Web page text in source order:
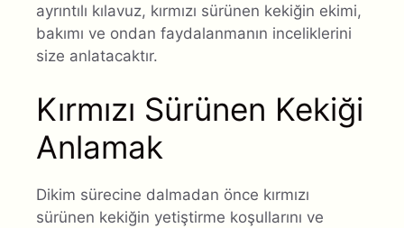
ayrıntılı kılavuz, kırmızı sürünen kekiğin ekimi,
bakımı ve ondan faydalanmanın inceliklerini
size anlatacaktır.
Kırmızı Sürünen Kekiği
Anlamak
Dikim sürecine dalmadan önce kırmızı
sürünen kekiğin yetiştirme koşullarını ve